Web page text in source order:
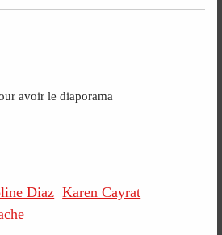
avoir le diaporama
Diaz Karen Cayrat